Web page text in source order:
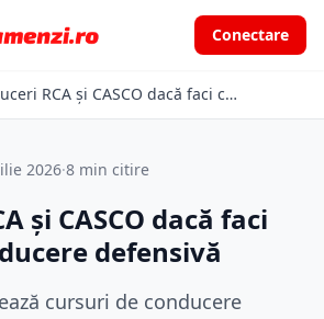
Conectare
Reduceri RCA și CASCO dacă faci curs de conducere defensivă
2026·8 min citire
și CASCO dacă faci
defensivă
cursuri de conducere